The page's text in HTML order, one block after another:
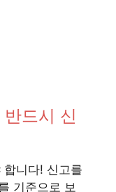
드시 신
합니다! 신고를
기준으로 보